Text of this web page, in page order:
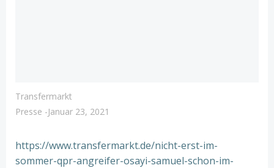
Transfermarkt
Presse -Januar 23, 2021
https://www.transfermarkt.de/nicht-erst-im-
sommer-qpr-angreifer-osayi-samuel-schon-im-